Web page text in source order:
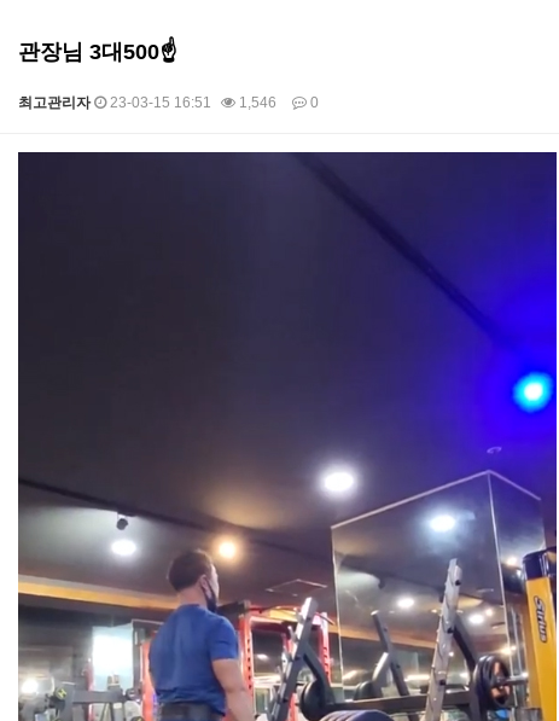
관장님 3대500☝
최고관리자 23-03-15 16:51 1,546 0